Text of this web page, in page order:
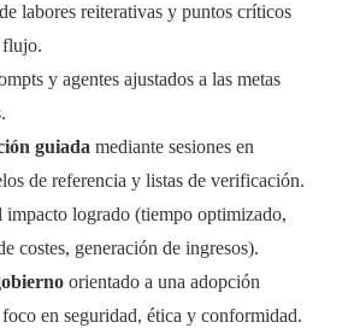
de labores reiterativas y puntos críticos
flujo.
y agentes ajustados a las metas
guiada mediante sesiones en
de referencia y listas de verificación.
impacto logrado (tiempo optimizado,
costes, generación de ingresos).
orientado a una adopción
en seguridad, ética y conformidad.